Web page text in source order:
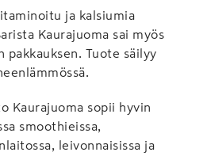
ja kalsiumia
Kaurajuoma sai myös
pakkauksen. Tuote säilyy
Kaurajuoma sopii hyvin
smoothieissa,
leivonnaisissa ja